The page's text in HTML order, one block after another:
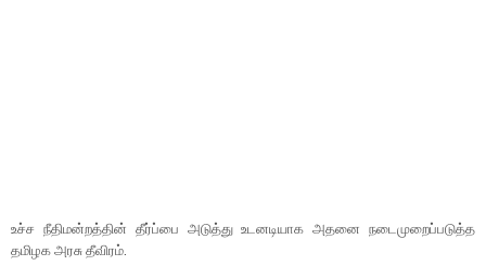
உச்ச நீதிமன்றத்தின் தீர்ப்பை அடுத்து உடனடியாக அதனை நடைமுறைப்படுத்த
தமிழக அரசு தீவிரம்.